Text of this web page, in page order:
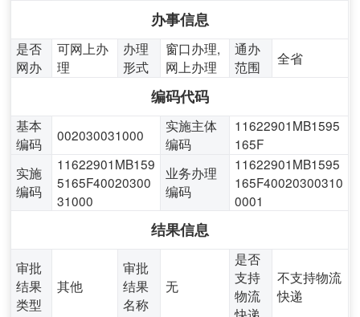
办事信息
是否
网办
可网上办
理
办理
形式
窗口办理,
网上办理
通办
范围
全省
编码代码
基本
编码
002030031000
实施主体
编码
11622901MB1595
165F
实施
编码
11622901MB159
5165F40020300
31000
业务办理
编码
11622901MB1595
165F40020300310
0001
结果信息
审批
结果
类型
其他
审批
结果
名称
无
是否
支持
物流
不支持物流
快递